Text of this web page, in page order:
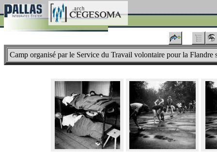
Camp organisé par le Service du Travail volontaire pour la